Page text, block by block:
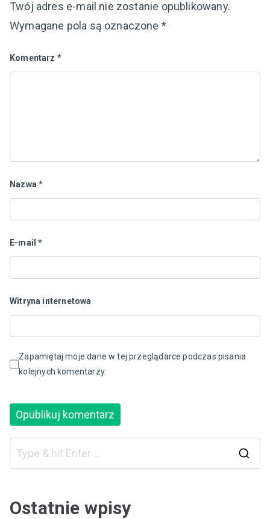
Twój adres e-mail nie zostanie opublikowany.
Wymagane pola są oznaczone *
Komentarz *
Nazwa*
E-mail*
Witryna internetowa
Zapamiętaj moje dane w tej przeglądarce podczas pisania
kolejnych komentarzy.
Ostatnie wpisy